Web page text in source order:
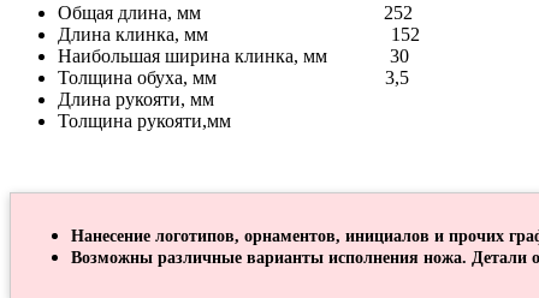
Общая длина, мм 252
Длина клинка, мм 152
Наибольшая ширина клинка, мм 30
Толщина обуха, мм 3,5
Длина рукояти, мм
Толщина рукояти,мм
Нанесение логотипов, орнаментов, инициалов и прочих
Возможны различные варианты исполнения ножа. Детали